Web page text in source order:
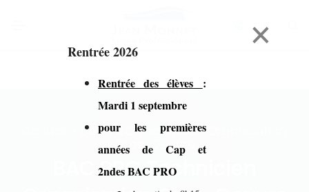
×
Rentrée 2026
Rentrée des élèves :
Mardi 1 septembre
pour les premières
années de Cap et
2ndes BAC PRO
Accueil > BAC PRO Technicien Organisation
Gros-Oeuvre
BAC PRO Technicien